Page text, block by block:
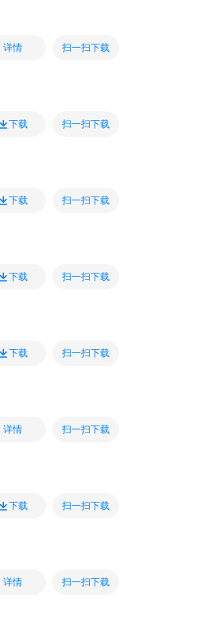
详情 扫一扫下载
下载 扫一扫下载
下载 扫一扫下载
下载 扫一扫下载
下载 扫一扫下载
详情 扫一扫下载
下载 扫一扫下载
详情 扫一扫下载